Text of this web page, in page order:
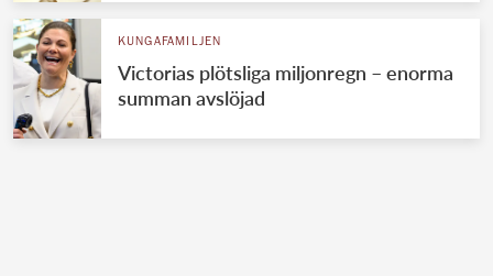
KUNGAFAMILJEN
Victorias plötsliga miljonregn – enorma
summan avslöjad